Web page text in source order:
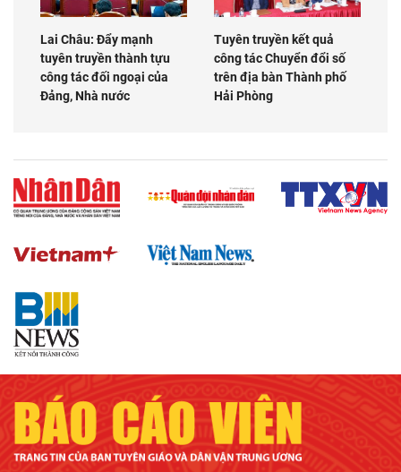
Lai Châu: Đẩy mạnh
tuyên truyền thành tựu
công tác đối ngoại của
Đảng, Nhà nước
Tuyên truyền kết quả
công tác Chuyển đổi số
trên địa bàn Thành phố
Hải Phòng